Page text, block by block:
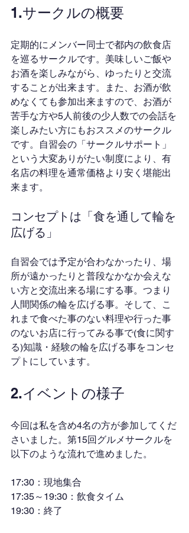
1.サークルの概要
定期的にメンバー同士で都内の飲食店
を巡るサークルです。美味しいご飯や
お酒を楽しみながら、ゆったりと交流
することが出来ます。また、お酒が飲
めなくても参加出来ますので、お酒が
苦手な方や5人前後の少人数での会話を
楽しみたい方にもおススメのサークル
です。自習会の「サークルサポート」
という大変ありがたい制度により、有
名店の料理を通常価格より安く堪能出
来ます。
コンセプトは「食を通して輪を
広げる」
自習会では予定が合わなかったり、場
所が遠かったりと普段なかなか会えな
い方と交流出来る場にする事。つまり
人間関係の輪を広げる事。そして、こ
れまで食べた事のない料理や行った事
のないお店に行ってみる事で(食に関す
る)知識・経験の輪を広げる事をコンセ
プトにしています。
2.イベントの様子
今回は私を含め4名の方が参加してくだ
さいました。第15回グルメサークルを
以下のような流れで進めました。
17:30：現地集合
17:35～19:30：飲食タイム
19:30：終了